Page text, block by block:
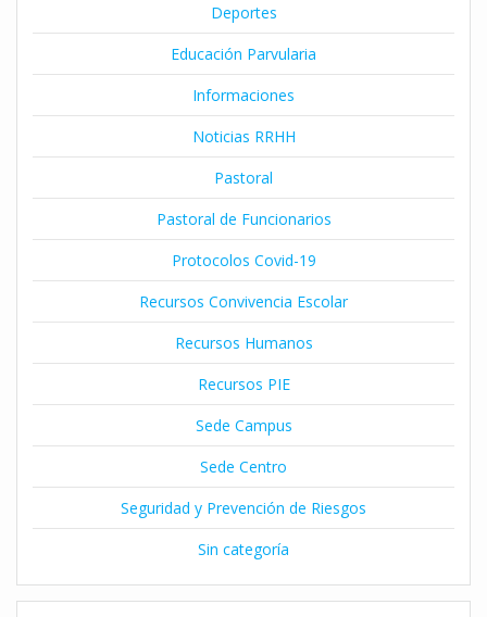
Deportes
Educación Parvularia
Informaciones
Noticias RRHH
Pastoral
Pastoral de Funcionarios
Protocolos Covid-19
Recursos Convivencia Escolar
Recursos Humanos
Recursos PIE
Sede Campus
Sede Centro
Seguridad y Prevención de Riesgos
Sin categoría